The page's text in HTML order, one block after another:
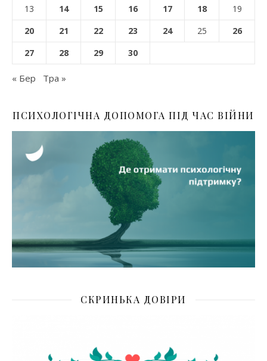
13 14 15 16 17 18
19
20
21 22 23 24 25
26
27
28 29 30
« Бер Тра »
ПСИХОЛОГІЧНА ДОПОМОГА ПІД ЧАС ВІЙНИ
СКРИНЬКА ДОВІРИ